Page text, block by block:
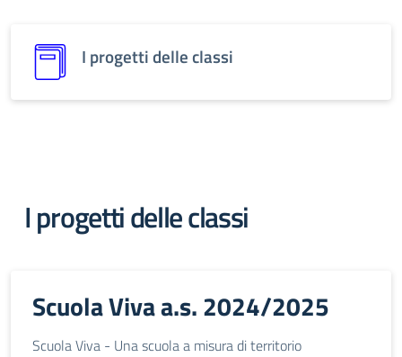
I progetti delle classi
I progetti delle classi
Scuola Viva a.s. 2024/2025
Scuola Viva - Una scuola a misura di territorio